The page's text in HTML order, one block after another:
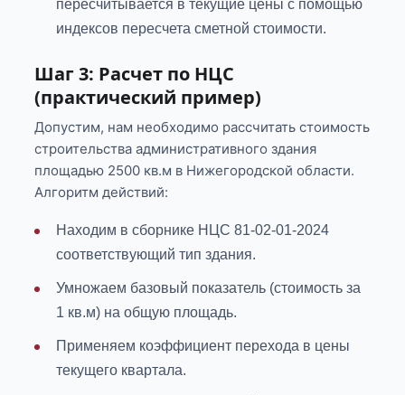
пересчитывается в текущие цены с помощью
индексов пересчета сметной стоимости.
Шаг 3: Расчет по НЦС
(практический пример)
Допустим, нам необходимо рассчитать стоимость
строительства административного здания
площадью 2500 кв.м в Нижегородской области.
Алгоритм действий:
Находим в сборнике НЦС 81-02-01-2024
соответствующий тип здания.
Умножаем базовый показатель (стоимость за
1 кв.м) на общую площадь.
Применяем коэффициент перехода в цены
текущего квартала.